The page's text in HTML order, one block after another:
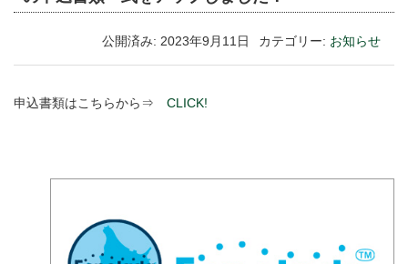
公開済み: 2023年9月11日 カテゴリー: お知らせ
申込書類はこちらから⇒ CLICK!